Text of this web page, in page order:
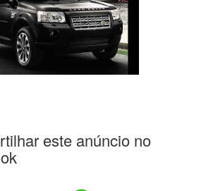
este anúncio no